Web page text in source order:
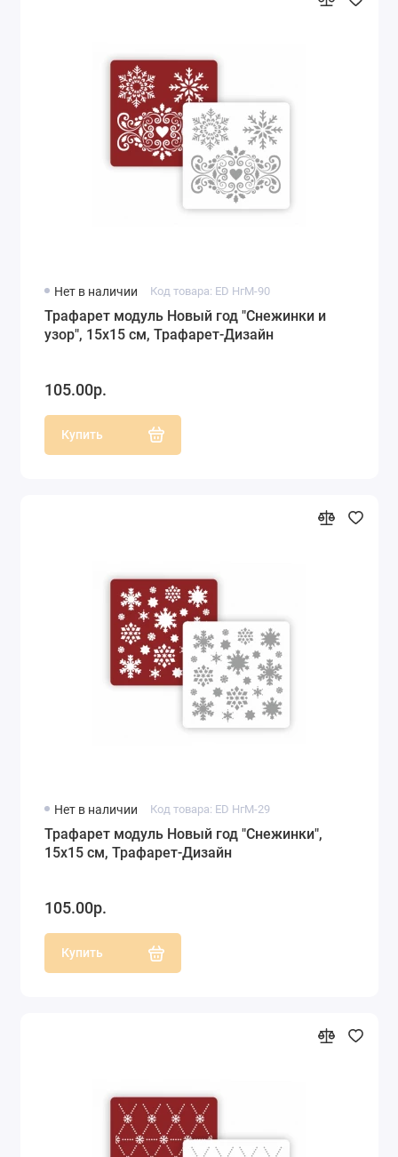
Нет в наличии Код товара: ED НгМ-90
Трафарет модуль Новый год "Снежинки и
узор", 15х15 см, Трафарет-Дизайн
105.00р.
Купить
Нет в наличии Код товара: ED НгМ-29
Трафарет модуль Новый год "Снежинки",
15х15 см, Трафарет-Дизайн
105.00р.
Купить